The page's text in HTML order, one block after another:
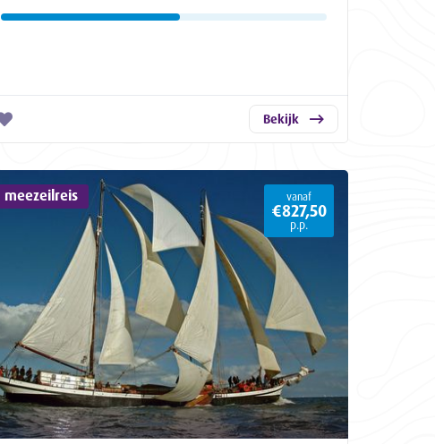
Bekijk
meezeilreis vanaf
€827,50
p.p.